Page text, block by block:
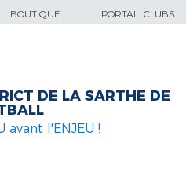
BOUTIQUE PORTAIL CLUBS
DE LA SARTHE DE
avant l'ENJEU !